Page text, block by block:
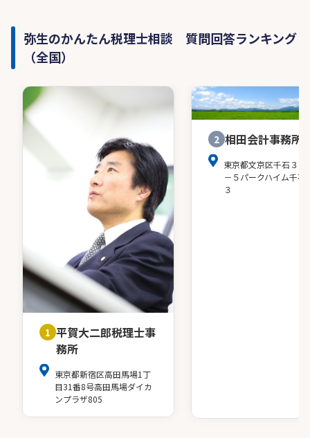
弥生のかんたん税理士相談 質問回答ランキング
（全国）
1 平賀大二郎税理士事
務所
東京都新宿区高田馬場1丁
目31番8号高田馬場ダイカ
ンプラザ805
2 相田会計事務所
東京都文京区千石３－
－５パークハイム千石
３